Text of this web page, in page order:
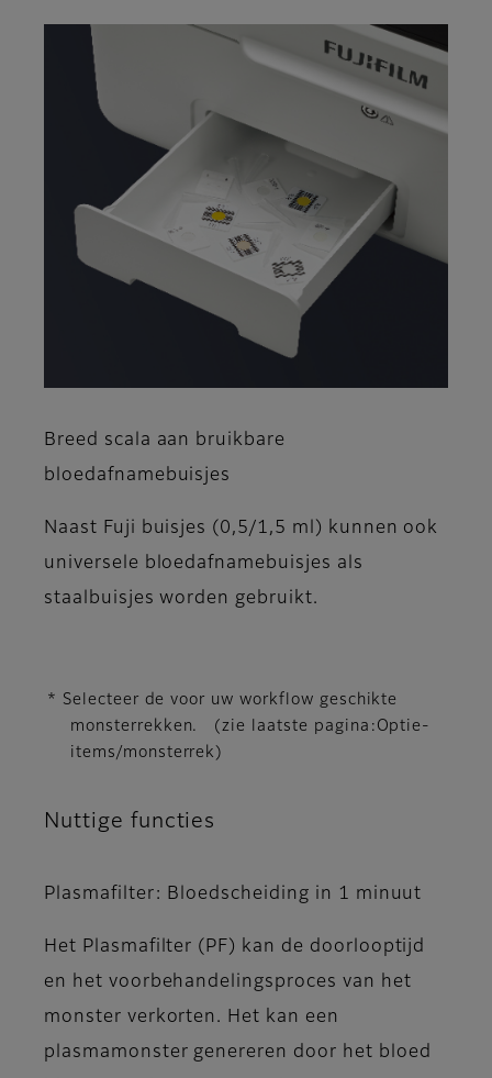
Breed scala aan bruikbare
bloedafnamebuisjes
Naast Fuji buisjes (0,5/1,5 ml) kunnen ook
universele bloedafnamebuisjes als
staalbuisjes worden gebruikt.
* Selecteer de voor uw workflow geschikte
monsterrekken. (zie laatste pagina:Optie-
items/monsterrek)
Nuttige functies
Plasmafilter: Bloedscheiding in 1 minuut
Het Plasmafilter (PF) kan de doorlooptijd
en het voorbehandelingsproces van het
monster verkorten. Het kan een
plasmamonster genereren door het bloed